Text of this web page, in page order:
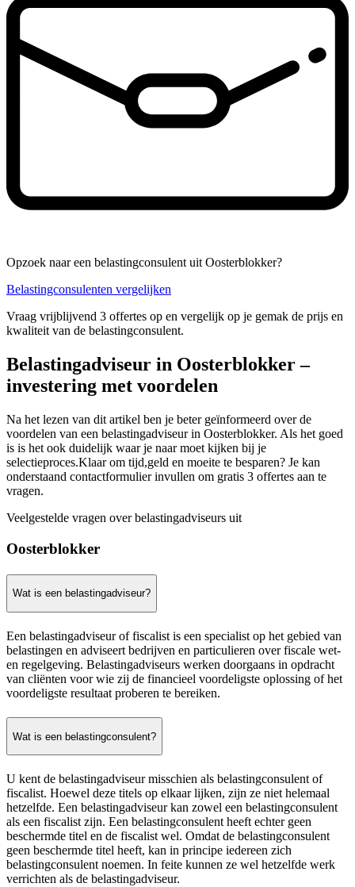
Opzoek naar een belastingconsulent uit Oosterblokker?
Belastingconsulenten vergelijken
Vraag vrijblijvend 3 offertes op en vergelijk op je gemak de prijs en
kwaliteit van de belastingconsulent.
Belastingadviseur in Oosterblokker –
investering met voordelen
Na het lezen van dit artikel ben je beter geïnformeerd over de
voordelen van een belastingadviseur in Oosterblokker. Als het goed
is is het ook duidelijk waar je naar moet kijken bij je
selectieproces.Klaar om tijd,geld en moeite te besparen? Je kan
onderstaand contactformulier invullen om gratis 3 offertes aan te
vragen.
Veelgestelde vragen over belastingadviseurs uit
Oosterblokker
Wat is een belastingadviseur?
Een belastingadviseur of fiscalist is een specialist op het gebied van
belastingen en adviseert bedrijven en particulieren over fiscale wet-
en regelgeving. Belastingadviseurs werken doorgaans in opdracht
van cliënten voor wie zij de financieel voordeligste oplossing of het
voordeligste resultaat proberen te bereiken.
Wat is een belastingconsulent?
U kent de belastingadviseur misschien als belastingconsulent of
fiscalist. Hoewel deze titels op elkaar lijken, zijn ze niet helemaal
hetzelfde. Een belastingadviseur kan zowel een belastingconsulent
als een fiscalist zijn. Een belastingconsulent heeft echter geen
beschermde titel en de fiscalist wel. Omdat de belastingconsulent
geen beschermde titel heeft, kan in principe iedereen zich
belastingconsulent noemen. In feite kunnen ze wel hetzelfde werk
verrichten als de belastingadviseur.